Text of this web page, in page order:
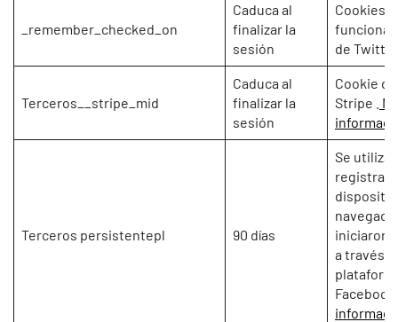
_remember_checked_on
Caduca al
finalizar la
sesión
Cookies
de
Terceros__stripe_mid
Caduca al
finalizar la
sesión
Cookie de
Stripe .
Terceros persistentepl 90 días
Se utiliza
registrar
iniciaron
a través